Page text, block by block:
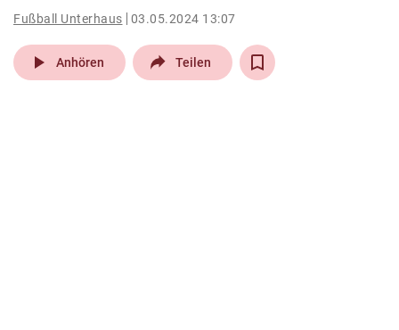
pin_drop
Wien arrow_right
Fußball Unterhaus 03.05.2024 13:07
play_arrow Anhören Teilen